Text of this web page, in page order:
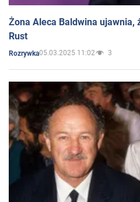
Żona Aleca Baldwina ujawnia,
Rust
Rozrywka05.03.2025 11:02 3